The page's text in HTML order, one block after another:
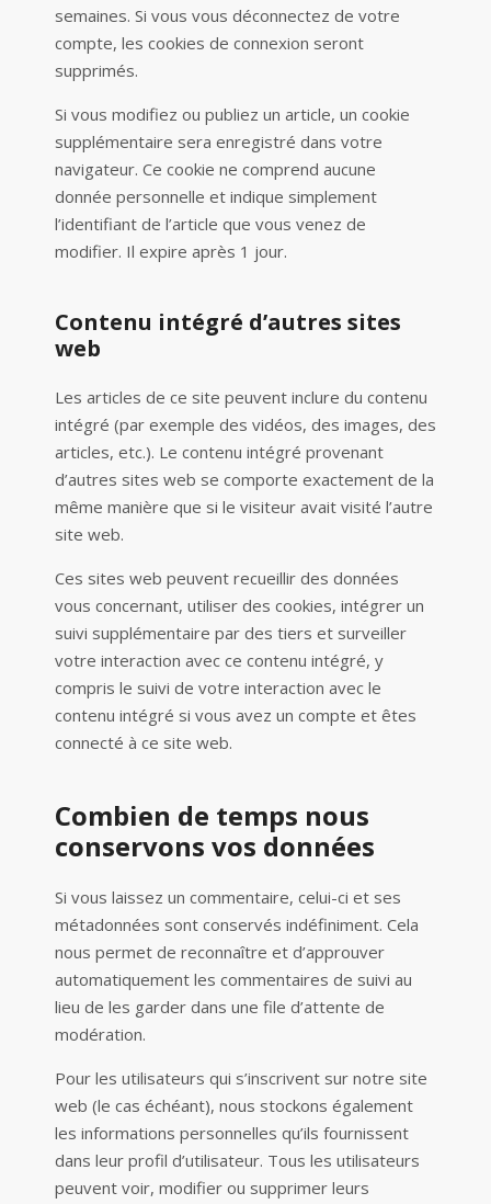
semaines. Si vous vous déconnectez de votre
compte, les cookies de connexion seront
supprimés.
Si vous modifiez ou publiez un article, un cookie
supplémentaire sera enregistré dans votre
navigateur. Ce cookie ne comprend aucune
donnée personnelle et indique simplement
l’identifiant de l’article que vous venez de
modifier. Il expire après 1 jour.
Contenu intégré d’autres sites
web
Les articles de ce site peuvent inclure du contenu
intégré (par exemple des vidéos, des images, des
articles, etc.). Le contenu intégré provenant
d’autres sites web se comporte exactement de la
même manière que si le visiteur avait visité l’autre
site web.
Ces sites web peuvent recueillir des données
vous concernant, utiliser des cookies, intégrer un
suivi supplémentaire par des tiers et surveiller
votre interaction avec ce contenu intégré, y
compris le suivi de votre interaction avec le
contenu intégré si vous avez un compte et êtes
connecté à ce site web.
Combien de temps nous
conservons vos données
Si vous laissez un commentaire, celui-ci et ses
métadonnées sont conservés indéfiniment. Cela
nous permet de reconnaître et d’approuver
automatiquement les commentaires de suivi au
lieu de les garder dans une file d’attente de
modération.
Pour les utilisateurs qui s’inscrivent sur notre site
web (le cas échéant), nous stockons également
les informations personnelles qu’ils fournissent
dans leur profil d’utilisateur. Tous les utilisateurs
peuvent voir, modifier ou supprimer leurs